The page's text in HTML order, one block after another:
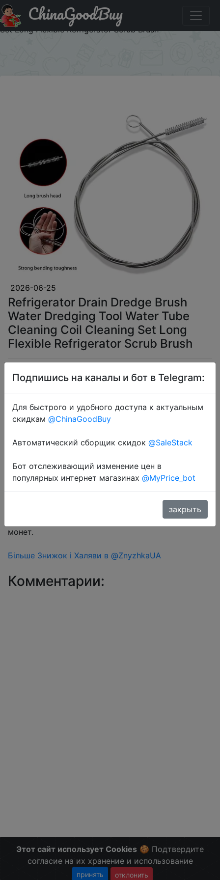
Купить по распродаже : Refrigerator Drain Dredge Brush
Water Dredging Tool Water Tube Cleaning Coil Cleaning
Set Long Flexible Refrigerator Scrub Brush
ChinaGoodBuy
2026-06-25
Refrigerator Drain Dredge Brush
Water Dredging Tool Water Tube
Cleaning Coil Cleaning Set Long
Flexible Refrigerator Scrub Brush
$0.86
Coins
Перейти в магазин
Знижка монетками 1 Coins у додатку через розділ
монет.
Більше Знижок і Халяви в @ZnyzhkaUA
Комментарии:
Этот сайт использует Cookies 🍪 Подтвердите
согласие на их хранение и использование
принять отклонить
Подпишись на каналы и бот в Telegram:
Для быстрого и удобного доступа к актуальным
скидкам @ChinaGoodBuy
Автоматический сборщик скидок @SaleStack
Бот отслеживающий изменение цен в
популярных интернет магазинах @MyPrice_bot
закрыть